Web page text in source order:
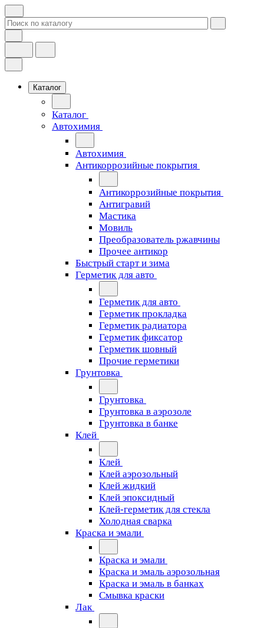
Каталог
Каталог
Автохимия
Автохимия
Антикоррозийные покрытия
Антикоррозийные покрытия
Антигравий
Мастика
Мовиль
Преобразователь ржавчины
Прочее антикор
Быстрый старт и зима
Герметик для авто
Герметик для авто
Герметик прокладка
Герметик радиатора
Герметик фиксатор
Герметик шовный
Прочие герметики
Грунтовка
Грунтовка
Грунтовка в аэрозоле
Грунтовка в банке
Клей
Клей
Клей аэрозольный
Клей жидкий
Клей эпоксидный
Клей-герметик для стекла
Холодная сварка
Краска и эмали
Краска и эмали
Краска и эмаль аэрозольная
Краска и эмаль в банках
Смывка краски
Лак